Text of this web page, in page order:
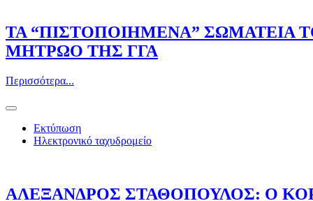
ΤΑ “ΠΙΣΤΟΠΟΙΗΜΕΝΑ” ΣΩΜΑΤΕΙΑ
ΜΗΤΡΩΟ ΤΗΣ ΓΓΑ
Περισσότερα...
Εκτύπωση
Ηλεκτρονικό ταχυδρομείο
ΑΛΕΞΑΝΔΡΟΣ ΣΤΑΘΟΠΟΥΛΟΣ: Ο